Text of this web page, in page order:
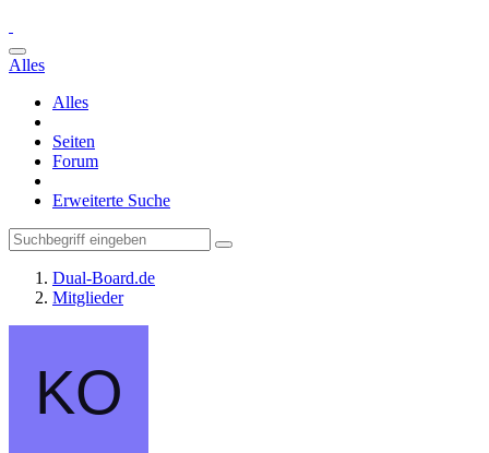
Alles
Alles
Seiten
Forum
Erweiterte Suche
Dual-Board.de
Mitglieder